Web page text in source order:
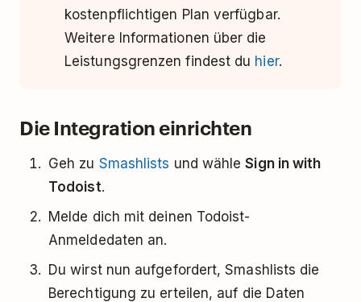
kostenpflichtigen Plan verfügbar.
Weitere Informationen über die
Leistungsgrenzen findest du hier.
Die Integration einrichten
Geh zu Smashlists und wähleSign in with
Todoist.
Melde dich mit deinen Todoist-
Anmeldedaten an.
Du wirst nun aufgefordert, Smashlists die
Berechtigung zu erteilen, auf die Daten